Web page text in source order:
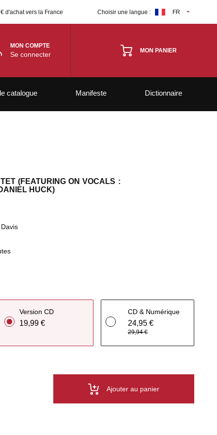
d'achat vers la France Choisir une langue : FR
MON COMPTE
Se connecter MON PANIER
catalogue Manifeste Dictionnaire
(FEATURING ON VOCALS :
HUCK)
Version CD
19,99 €
CD & Numérique
24,95 €
29,94 €
Ajouter au panier